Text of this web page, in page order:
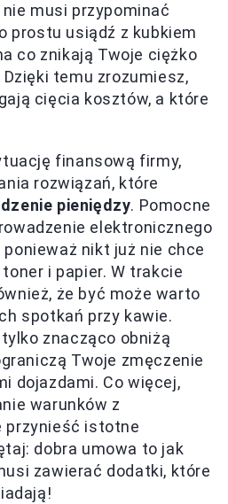
musi przypominać
prostu usiądź z kubkiem
co znikają Twoje ciężko
temu zrozumiesz,
cięcia kosztów, a które
finansową firmy,
rozwiązań, które
pieniędzy. Pomocne
elektronicznego
nikt już nie chce
i papier. W trakcie
że być może warto
spotkań przy kawie.
znacząco obniżą
Twoje zmęczenie
dojazdami. Co więcej,
warunków z
przynieść istotne
dobra umowa to jak
zawierać dodatki, które